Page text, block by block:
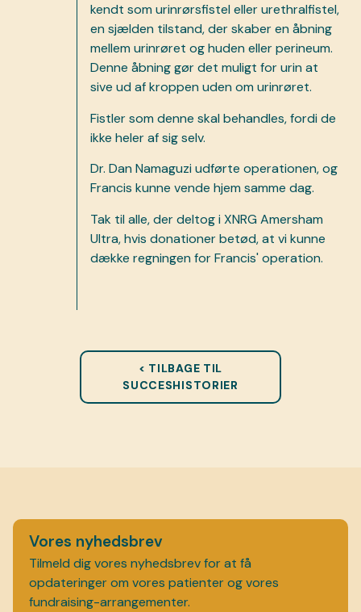
kendt som urinrørsfistel eller urethralfistel,
en sjælden tilstand, der skaber en åbning
mellem urinrøret og huden eller perineum.
Denne åbning gør det muligt for urin at
sive ud af kroppen uden om urinrøret.
Fistler som denne skal behandles, fordi de
ikke heler af sig selv.
Dr. Dan Namaguzi udførte operationen, og
Francis kunne vende hjem samme dag.
Tak til alle, der deltog i XNRG Amersham
Ultra, hvis donationer betød, at vi kunne
dække regningen for Francis' operation.
< TILBAGE TIL
SUCCESHISTORIER
Vores nyhedsbrev
Tilmeld dig vores nyhedsbrev for at få
opdateringer om vores patienter og vores
fundraising-arrangementer.